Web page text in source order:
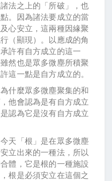
法之上的「所破」，也
。因為諸法要成立的當
心安立，這兩種因緣聚
（顯現）。以應成的角
許有自方成立的這一
然也是眾多微塵所積聚
這一點是自方成立的。
什麼眾多微塵聚集的和
他會認為是有自方成立
認為它是沒有自方成立
天「根」是在眾多微塵
立出來的一種法，所以
體，它是根的一種施設
根是必須安立在這個之